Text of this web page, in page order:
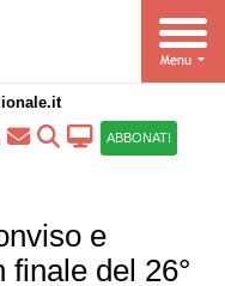
ABBONATI
e
finale del 26°